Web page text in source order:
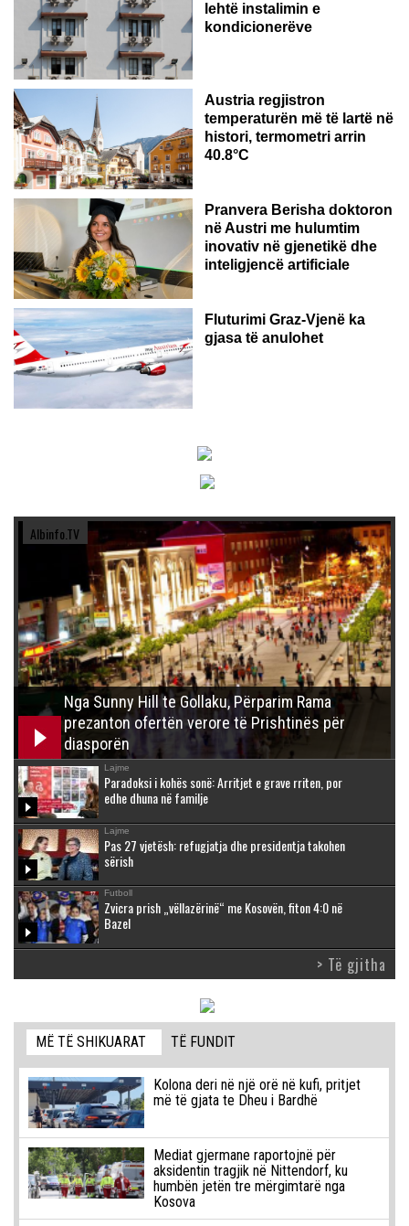
lehtë instalimin e
kondicionerëve
Austria regjistron
temperaturën më të lartë në
histori, termometri arrin
40.8°C
AUSTRI
Pranvera Berisha doktoron
në Austri me hulumtim
inovativ në gjenetikë dhe
inteligjencë artificiale
Fluturimi Graz-Vjenë ka
gjasa të anulohet
Albinfo.TV
Nga Sunny Hill te Gollaku, Përparim Rama
prezanton ofertën verore të Prishtinës për
diasporën
Lajme
Paradoksi i kohës sonë: Arritjet e grave rriten, por
edhe dhuna në familje
Lajme
Pas 27 vjetësh: refugjatja dhe presidentja takohen
sërish
Futboll
Zvicra prish „vëllazërinë“ me Kosovën, fiton 4:0 në
Bazel
> Të gjitha
MË TË SHIKUARAT TË FUNDIT
Kolona deri në një orë në kufi, pritjet
më të gjata te Dheu i Bardhë
Mediat gjermane raportojnë për
aksidentin tragjik në Nittendorf, ku
humbën jetën tre mërgimtarë nga
Kosova